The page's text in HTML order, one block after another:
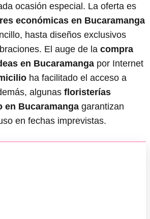
ocasión especial. La oferta es
económicas en Bucaramanga
hasta diseños exclusivos
El auge de la compra
en Bucaramanga por Internet
ha facilitado el acceso a
algunas floristerías
en Bucaramanga garantizan
en fechas imprevistas.